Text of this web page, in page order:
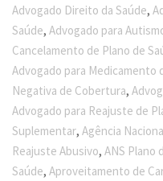
Advogado Direito da Saúde,
Saúde,Advogado para
Cancelamento de Plano de
Advogado para Medicamento
Negativa de Cobertura,
Advogado para Reajuste de
Suplementar,Agência
Reajuste Abusivo,ANS Plano
Saúde,Aproveitamento de